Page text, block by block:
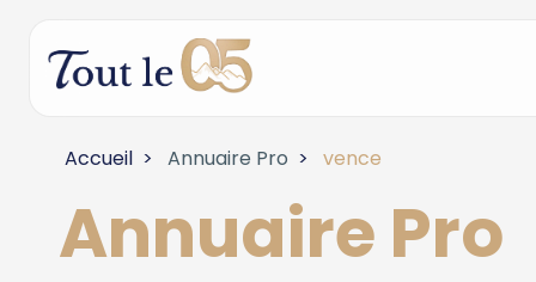
Accueil Annuaire Pro vence
Annuaire Pro